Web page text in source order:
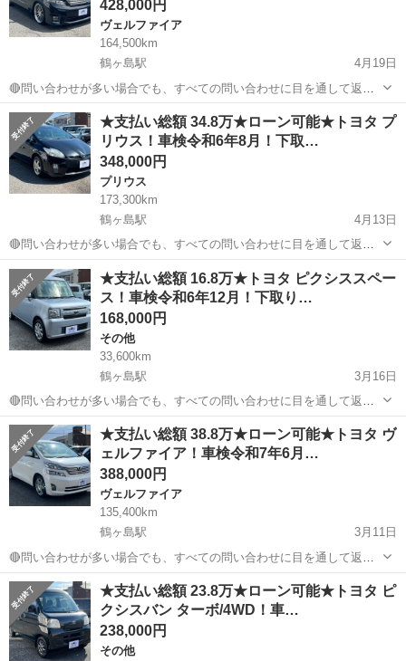
428,000円
ヴェルファイア
164,500km
鶴ヶ島駅
4月19日
🔴問い合わせが多い場合でも、すべての問い合わせに目を通して返信
しておりますので、気にせずお気軽にお問い合わせください😊 ◆出品
番号◆ M4D1024 ◆支払い総額◆ 42.8万円 ローン可能！ 提携ローン会
社による審査...
埼玉 川越市 鶴ヶ島駅 ヴェルファイア 車両
★支払い総額 34.8万★ローン可能★トヨタ プ
リウス！車検令和6年8月！下取…
348,000円
プリウス
173,300km
鶴ヶ島駅
4月13日
🔴問い合わせが多い場合でも、すべての問い合わせに目を通して返信
しておりますので、気にせずお気軽にお問い合わせください😊 ◆出品
番号◆ M4C1328 ◆支払い総額◆ 34.8万円 ローン可能！ 提携ローン会
社による審査...
埼玉 川越市 鶴ヶ島駅 プリウス
★支払い総額 16.8万★トヨタ ピクシススペー
ス！車検令和6年12月！下取り…
168,000円
その他
33,600km
鶴ヶ島駅
3月16日
🔴問い合わせが多い場合でも、すべての問い合わせに目を通して返信
しておりますので、気にせずお気軽にお問い合わせください😊 ◆出品
番号◆ M4C0615 ◆支払い総額◆ 16.8万円 上記の金額は、消費税、リ
サイクル券等...
埼玉 川越市 鶴ヶ島駅 その他
★支払い総額 38.8万★ローン可能★トヨタ ヴ
ェルファイア！車検令和7年6月…
388,000円
ヴェルファイア
135,400km
鶴ヶ島駅
3月11日
🔴問い合わせが多い場合でも、すべての問い合わせに目を通して返信
しておりますので、気にせずお気軽にお問い合わせください😊 ◆出品
番号◆ M4C0610 ◆支払い総額◆ 38.8万円 ローン可能！ 提携ローン会
社による審査...
埼玉 川越市 鶴ヶ島駅 ヴェルファイア 車両
★支払い総額 23.8万★ローン可能★トヨタ ピ
クシスバン ターボ/4WD！車…
238,000円
その他